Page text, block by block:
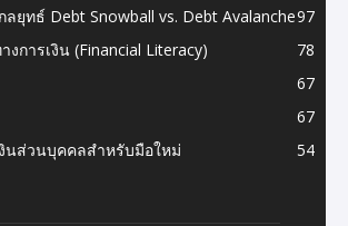
ยุทธ์ Debt Snowball vs. Debt Avalanche97
การเงิน (Financial Literacy)
78
67
67
นส่วนบุคคลสำหรับมือใหม่
54